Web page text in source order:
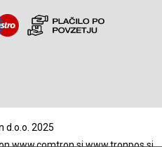
d.o.o. 2025